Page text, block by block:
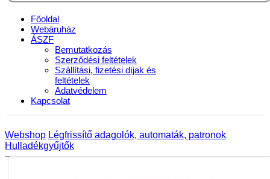
Főoldal
Webáruház
ÁSZF
Bemutatkozás
Szerződési feltételek
Szállítási, fizetési díjak és
feltételek
Adatvédelem
Kapcsolat
Webshop Légfrissítő adagolók, automaták, patronok
Hulladékgyűjtők